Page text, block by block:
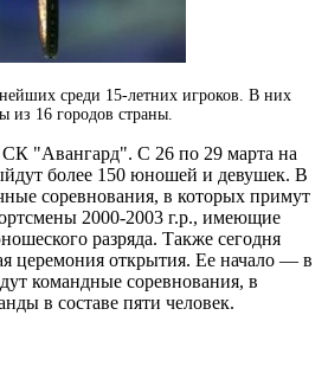
среди 15-летних игроков. В них
из 16 городов страны.
СК "Авангард". С 26 по 29 марта на
более 150 юношей и девушек. В
соревнования, в которых примут
2000-2003 г.р., имеющие
разряда. Также сегодня
церемония открытия. Ее начало — в
командные соревнования, в
в составе пяти человек.